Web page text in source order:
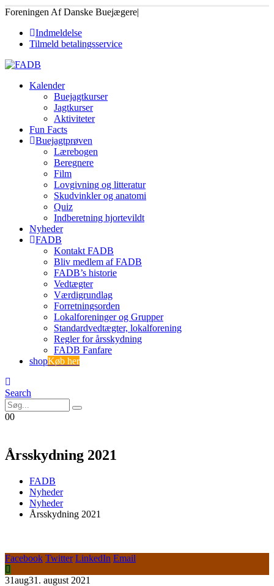
Foreningen Af Danske Buejægere|
Indmeldelse
Tilmeld betalingsservice
Kalender
Buejagtkurser
Jagtkurser
Aktiviteter
Fun Facts
Buejagtprøven
Lærebogen
Beregnere
Film
Lovgivning og litteratur
Skudvinkler og anatomi
Quiz
Indberetning hjortevildt
Nyheder
FADB
Kontakt FADB
Bliv medlem af FADB
FADB’s historie
Vedtægter
Værdigrundlag
Forretningsorden
Lokalforeninger og Grupper
Standardvedtægter, lokalforening
Regler for årsskydning
FADB Fanfare
shopKøb her
Search
00
Årsskydning 2021
FADB
Nyheder
Nyheder
Årsskydning 2021
Facebook Twitter LinkedIn Email
31aug31. august 2021